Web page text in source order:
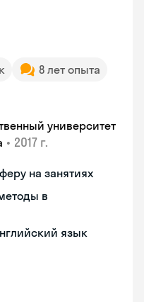
8 лет опыта
университет
• 2017 г.
на занятиях
в
язык